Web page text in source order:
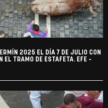
2025 EL DÍA 7 DE JULIO CON
EL TRAMO DE ESTAFETA. EFE -